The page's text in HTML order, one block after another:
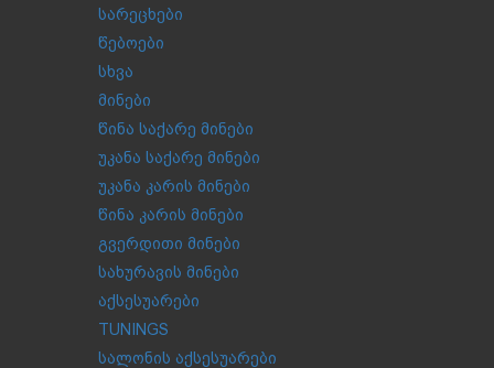
სარეცხები
წებოები
სხვა
მინები
წინა საქარე მინები
უკანა საქარე მინები
უკანა კარის მინები
წინა კარის მინები
გვერდითი მინები
სახურავის მინები
აქსესუარები
TUNINGS
სალონის აქსესუარები